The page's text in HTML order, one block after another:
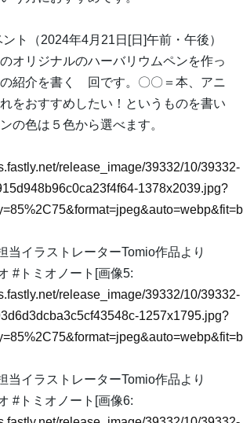
ト（2024年4月21日[日]午前・午後）
オリジナルのハーバリウムペンを作っ
紹介を書く 回です。〇〇＝本、アニ
をおすすめしたい！というものを書い
の色は５色から選べます。
release_image/39332/10/39332-
1378x2039.jpg?
当イラストレーターTomio作品より
#トミオノート[画像5:
release_image/39332/10/39332-
1257x1795.jpg?
当イラストレーターTomio作品より
#トミオノート[画像6: